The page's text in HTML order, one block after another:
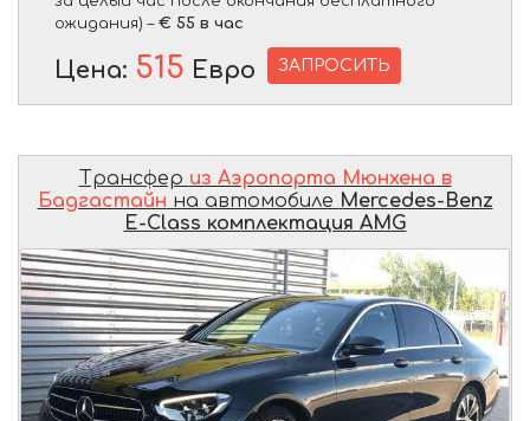
ожидания) – € 55 в час
Цена: 515 Евро ЗАПРОСИТЬ
Трансфер из Аэропорта Мюнхена в
Бадгастайн на автомобиле Mercedes-Benz
E-Class комплектация AMG